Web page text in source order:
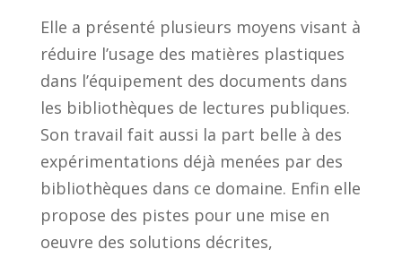
Elle a présenté plusieurs moyens visant à
réduire l’usage des matières plastiques
dans l’équipement des documents dans
les bibliothèques de lectures publiques.
Son travail fait aussi la part belle à des
expérimentations déjà menées par des
bibliothèques dans ce domaine. Enfin elle
propose des pistes pour une mise en
oeuvre des solutions décrites,